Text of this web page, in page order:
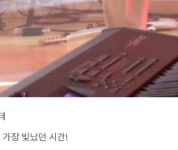
장 빛났던 시간!